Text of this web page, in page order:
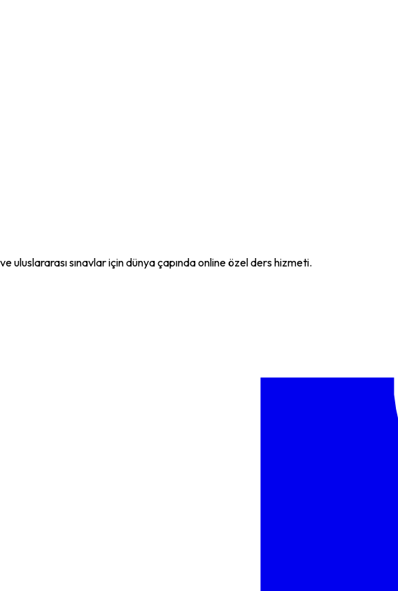
uluslararası sınavlar için dünya çapında online özel ders hizmeti.